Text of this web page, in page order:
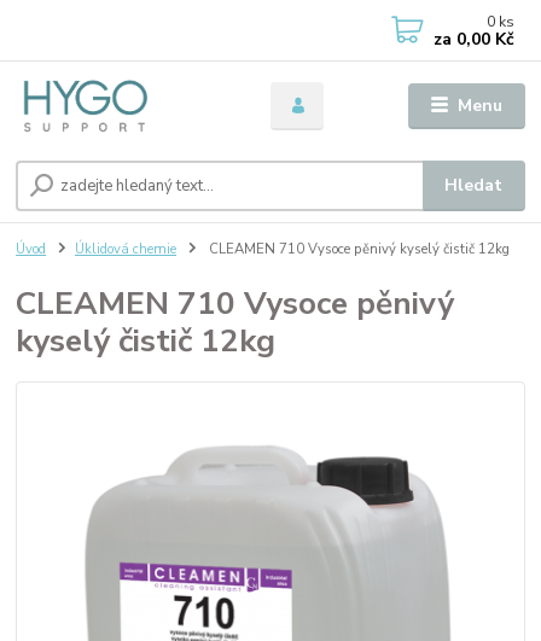
Menu
Hledat
0 ks
za 0,00 Kč
Úvod Úklidová chemie CLEAMEN 710 Vysoce pěnivý kyselý čistič 12kg
CLEAMEN 710 Vysoce pěnivý
kyselý čistič 12kg